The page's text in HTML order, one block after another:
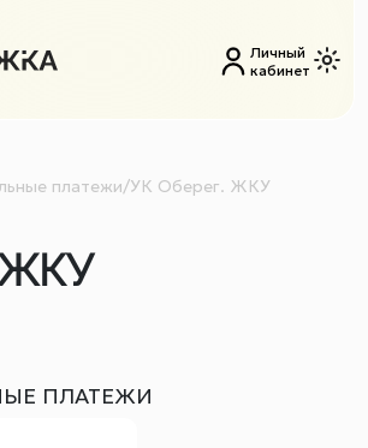
Личный
кабинет
платежи/УК Оберег. ЖКУ
ПЛАТЕЖИ